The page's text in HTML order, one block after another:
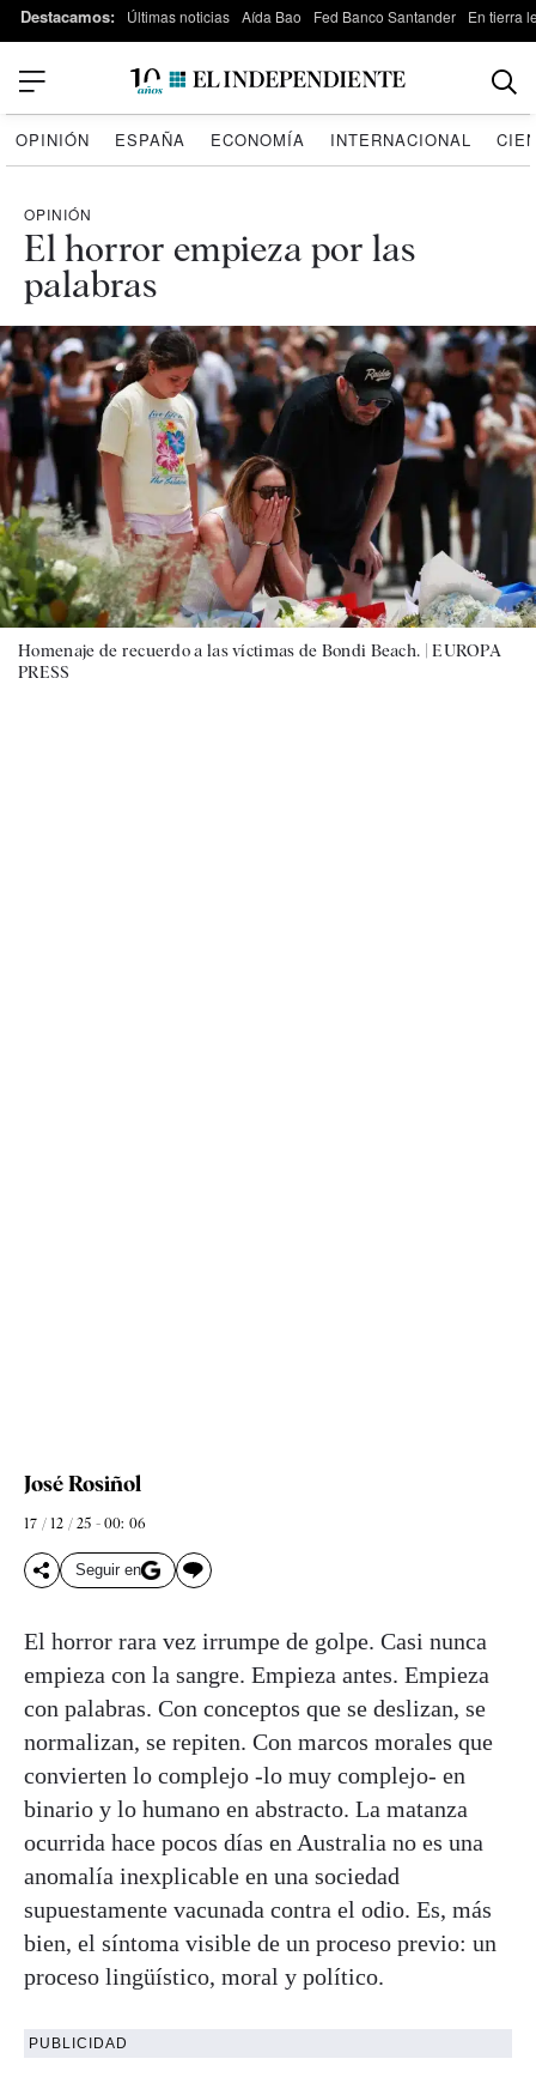
Destacamos: Últimas noticias Aída Bao Fed Banco Santander En tierra
OPINIÓN ESPAÑA ECONOMÍA INTERNACIONAL
OPINIÓN
El horror empieza por las
palabras
Homenaje de recuerdo a las víctimas de Bondi Beach. |EUROPA
PRESS
José Rosiñol
17 / 12 / 25 - 00: 06
Seguir en
El horror rara vez irrumpe de golpe. Casi nunca
empieza con la sangre. Empieza antes. Empieza
con palabras. Con conceptos que se deslizan, se
normalizan, se repiten. Con marcos morales que
convierten lo complejo -lo muy complejo- en
binario y lo humano en abstracto. La matanza
ocurrida hace pocos días en Australia no es una
anomalía inexplicable en una sociedad
supuestamente vacunada contra el odio. Es, más
bien, el síntoma visible de un proceso previo: un
proceso lingüístico, moral y político.
PUBLICIDAD